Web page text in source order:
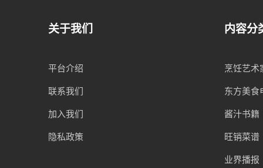
关于我们
平台介绍
联系我们
加入我们
隐私政策
内容分
烹饪艺术
东方美食
酱汁书籍
旺销菜谱
业界播报